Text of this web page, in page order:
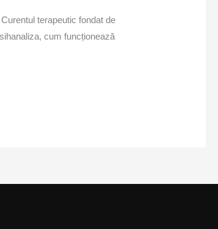
terapeutic fondat de
cum funcționează